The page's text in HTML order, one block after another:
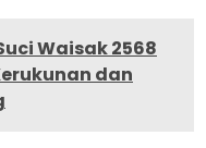
Waisak 2568
dan